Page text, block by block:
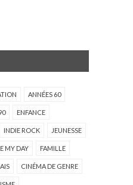
ANNÉES 60
ENFANCE
INDIE ROCK JEUNESSE
MY DAY FAMILLE
CINÉMA DE GENRE